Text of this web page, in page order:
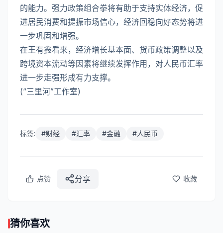
的能力。强力政策组合拳将有助于支持实体经济，促
进居民消费和提振市场信心，经济回稳向好态势将进
一步巩固和增强。
在王有鑫看来，经济增长基本面、货币政策调整以及
跨境资本流动等因素将继续发挥作用，对人民币汇率
进一步走强形成有力支撑。
(“三里河”工作室)
标签: #财经 #汇率 #金融 #人民币
点赞 分享 收藏
猜你喜欢